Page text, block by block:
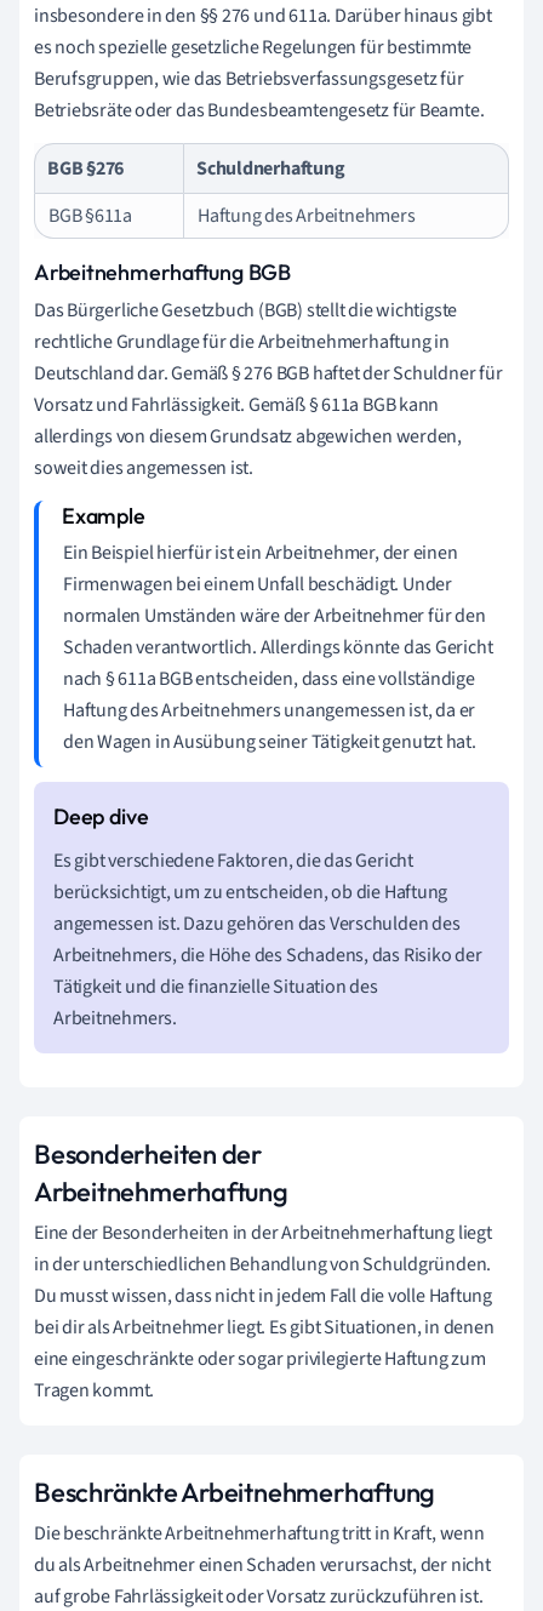
insbesondere in den §§ 276 und 611a. Darüber hinaus gibt
es noch spezielle gesetzliche Regelungen für bestimmte
Berufsgruppen, wie das Betriebsverfassungsgesetz für
Betriebsräte oder das Bundesbeamtengesetz für Beamte.
BGB §276
Schuldnerhaftung
BGB §611a
Haftung des Arbeitnehmers
Arbeitnehmerhaftung BGB
Das Bürgerliche Gesetzbuch (BGB) stellt die wichtigste
rechtliche Grundlage für die Arbeitnehmerhaftung in
Deutschland dar. Gemäß § 276 BGB haftet der Schuldner für
Vorsatz und Fahrlässigkeit. Gemäß § 611a BGB kann
allerdings von diesem Grundsatz abgewichen werden,
soweit dies angemessen ist.
Ein Beispiel hierfür ist ein Arbeitnehmer, der einen
Firmenwagen bei einem Unfall beschädigt. Under
normalen Umständen wäre der Arbeitnehmer für den
Schaden verantwortlich. Allerdings könnte das Gericht
nach § 611a BGB entscheiden, dass eine vollständige
Haftung des Arbeitnehmers unangemessen ist, da er
den Wagen in Ausübung seiner Tätigkeit genutzt hat.
Es gibt verschiedene Faktoren, die das Gericht
berücksichtigt, um zu entscheiden, ob die Haftung
angemessen ist. Dazu gehören das Verschulden des
Arbeitnehmers, die Höhe des Schadens, das Risiko der
Tätigkeit und die finanzielle Situation des
Arbeitnehmers.
Besonderheiten der
Arbeitnehmerhaftung
Eine der Besonderheiten in der Arbeitnehmerhaftung liegt
in der unterschiedlichen Behandlung von Schuldgründen.
Du musst wissen, dass nicht in jedem Fall die volle Haftung
bei dir als Arbeitnehmer liegt. Es gibt Situationen, in denen
eine eingeschränkte oder sogar privilegierte Haftung zum
Tragen kommt.
Beschränkte Arbeitnehmerhaftung
Die beschränkte Arbeitnehmerhaftung tritt in Kraft, wenn
du als Arbeitnehmer einen Schaden verursachst, der nicht
auf grobe Fahrlässigkeit oder Vorsatz zurückzuführen ist.